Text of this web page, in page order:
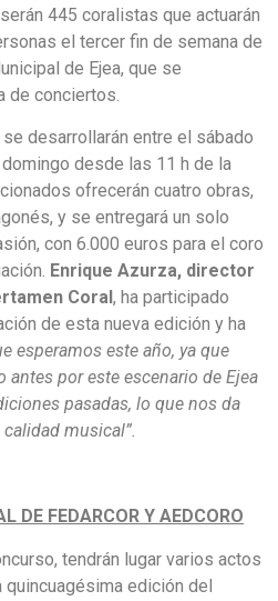
445 coralistas que actuarán
el tercer fin de semana de
de Ejea, que se
de conciertos.
desarrollarán entre el sábado
desde las 11 h de la
ofrecerán cuatro obras,
y se entregará un solo
con 6.000 euros para el coro
Enrique Azurza, director
Coral , ha participado
de esta nueva edición y ha
esperamos este año, ya que
por este escenario de Ejea
pasadas, lo que nos da
musical”.
DE FEDARCOR Y AEDCORO
tendrán lugar varios actos
edición del